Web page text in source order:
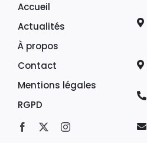
Accueil
Actualités
À propos
Contact
Mentions légales
RGPD